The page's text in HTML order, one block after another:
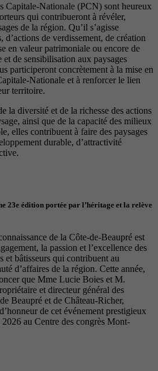
Capitale-Nationale (PCN) sont heureux
qui contribueront à révéler,
de la région. Qu’il s’agisse
d’actions de verdissement, de création
en valeur patrimoniale ou encore de
et de sensibilisation aux paysages
participeront concrètement à la mise en
Nationale et à renforcer le lien
territoire.
la diversité et de la richesse des actions
ainsi que de la capacité des milieux
elles contribuent à faire des paysages
durable, d’attractivité
23e édition portée par l’héritage et la relève
de la Côte-de-Beaupré est
la passion et l’excellence des
et bâtisseurs qui contribuent au
d’affaires de la région. Cette année,
que Mme Lucie Boies et M.
et directeur général des
Beaupré et de Château-Richer,
de cet événement prestigieux
au Centre des congrès Mont-